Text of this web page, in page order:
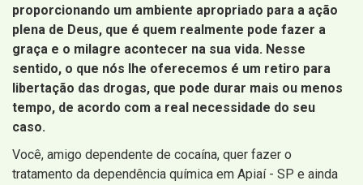
proporcionando um ambiente apropriado para a ação
plena de Deus, que é quem realmente pode fazer a
graça e o milagre acontecer na sua vida. Nesse
sentido, o que nós lhe oferecemos é um retiro para
libertação das drogas, que pode durar mais ou menos
tempo, de acordo com a real necessidade do seu
caso.
Você, amigo dependente de cocaína, quer fazer o
tratamento da dependência química em Apiaí - SP e ainda